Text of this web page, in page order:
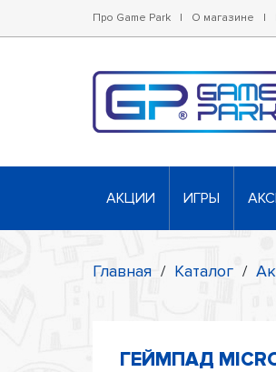
Про Game Park | О магазине |
АКЦИИ ИГРЫ
Главная / Каталог /
ГЕЙМПАД